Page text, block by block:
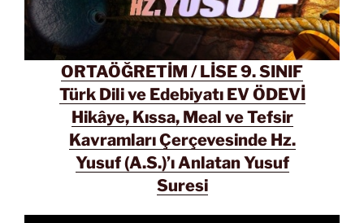
ORTAÖĞRETİM / LİSE 9. SINIF
Türk Dili ve Edebiyatı EV ÖDEVİ
Hikâye, Kıssa, Meal ve Tefsir
Kavramları Çerçevesinde Hz.
Yusuf (A.S.)’ı Anlatan Yusuf
Suresi